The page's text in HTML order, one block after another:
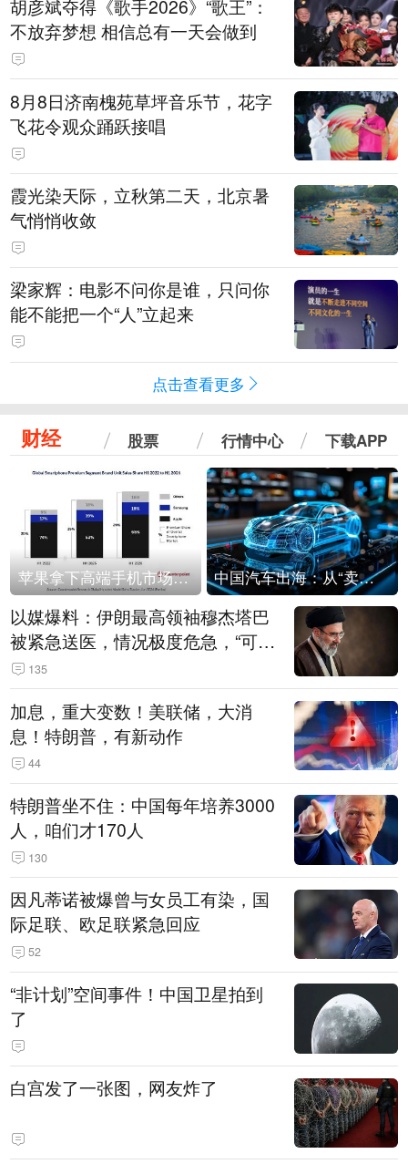
胡彦斌夺得《歌手2026》“歌王”：
不放弃梦想 相信总有一天会做到
8月8日济南槐苑草坪音乐节，花字
飞花令观众踊跃接唱
霞光染天际，立秋第二天，北京暑
气悄悄收敛
梁家辉：电影不问你是谁，只问你
能不能把一个“人”立起来
点击查看更多
财经 股票 行情中心 下载APP
苹果拿下高端手机市场65%的份额：iPhone 17系列功不可没 中国汽车出海：从“卖出去”到“走进去”
以媒爆料：伊朗最高领袖穆杰塔巴
被紧急送医，情况极度危急，“可能
随时会死去”
135
加息，重大变数！美联储，大消
息！特朗普，有新动作
44
特朗普坐不住：中国每年培养3000
人，咱们才170人
130
因凡蒂诺被爆曾与女员工有染，国
际足联、欧足联紧急回应
52
“非计划”空间事件！中国卫星拍到
了
白宫发了一张图，网友炸了